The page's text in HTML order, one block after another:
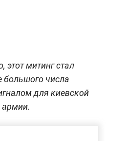
этот митинг стал
числа
для киевской
армии.